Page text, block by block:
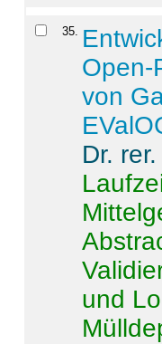
35.
Open-
von
Dr.
und